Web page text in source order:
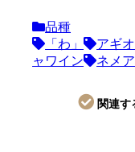
品種
「わ」
アギ
ャワイン
ネメア
関連す